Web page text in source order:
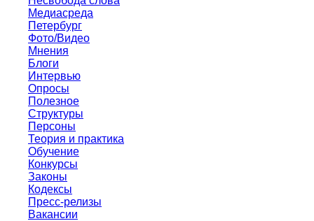
Медиасреда
Петербург
Фото/Видео
Мнения
Блоги
Интервью
Опросы
Полезное
Структуры
Персоны
Теория и практика
Обучение
Конкурсы
Законы
Кодексы
Пресс-релизы
Вакансии